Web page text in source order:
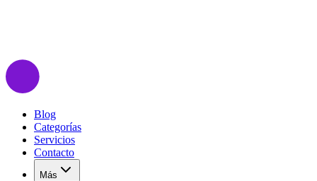
Blog
Categorías
Servicios
Contacto
Más